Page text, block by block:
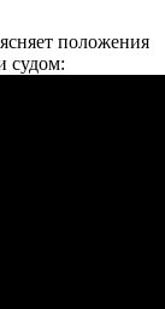
положения
судом: